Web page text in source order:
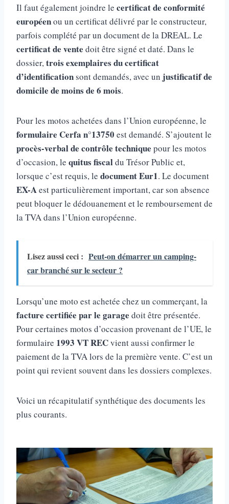
Il faut également joindre le certificat de conformité
européenou un certificat délivré par le constructeur,
parfois complété par un document de la DREAL. Le
certificat de vente doit être signé et daté. Dans le
dossier, trois exemplaires du certificat
d’identificationsont demandés, avec un justificatif de
domicile de moins de 6 mois.
Pour les motos achetées dans l’Union européenne, le
formulaire Cerfa n°13750 est demandé. S’ajoutent le
procès-verbal de contrôle technique pour les motos
d’occasion, le quitus fiscaldu Trésor Public et,
lorsque c’est requis, le document Eur1. Le document
EX-Aest particulièrement important, car son absence
peut bloquer le dédouanement et le remboursement de
la TVA dans l’Union européenne.
Lisez aussi ceci : Peut-on démarrer un camping-
car branché sur le secteur​ ?
Lorsqu’une moto est achetée chez un commerçant, la
facture certifiée par le garage doit être présentée.
Pour certaines motos d’occasion provenant de l’UE, le
formulaire 1993 VT RECvient aussi confirmer le
paiement de la TVA lors de la première vente. C’est un
point qui revient souvent dans les dossiers complexes.
Voici un récapitulatif synthétique des documents les
plus courants.